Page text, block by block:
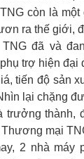
còn là một
ra thế giới,
đã và
trợ hiện đại
tiến độ sản
lại chặng
trưởng thành,
mại
2 nhà máy